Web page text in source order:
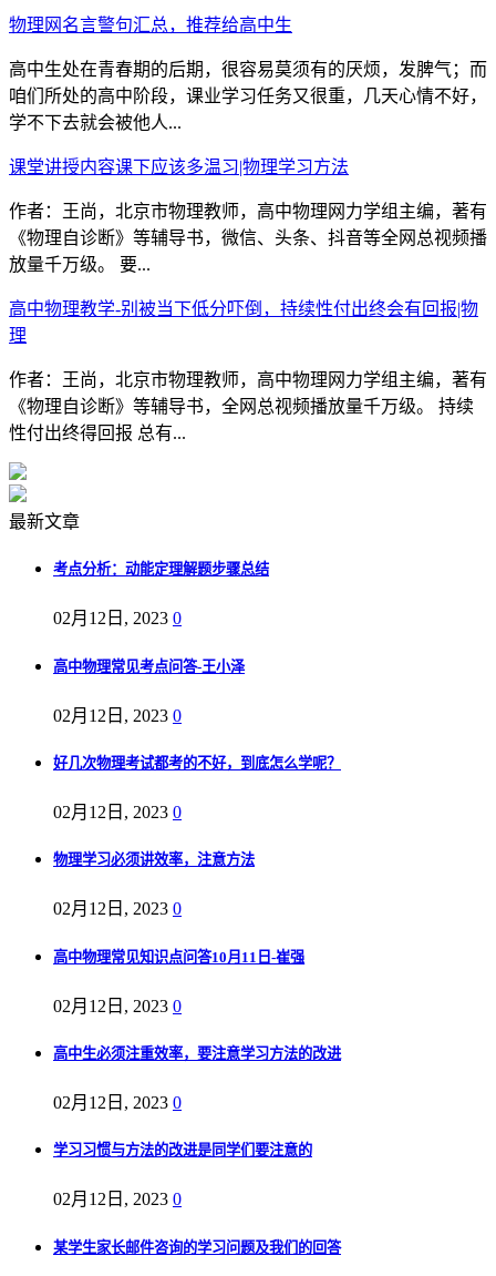
物理网名言警句汇总，推荐给高中生
高中生处在青春期的后期，很容易莫须有的厌烦，发脾气；而
咱们所处的高中阶段，课业学习任务又很重，几天心情不好，
学不下去就会被他人...
课堂讲授内容课下应该多温习|物理学习方法
作者：王尚，北京市物理教师，高中物理网力学组主编，著有
《物理自诊断》等辅导书，微信、头条、抖音等全网总视频播
放量千万级。 要...
高中物理教学-别被当下低分吓倒，持续性付出终会有回报|物
理
作者：王尚，北京市物理教师，高中物理网力学组主编，著有
《物理自诊断》等辅导书，全网总视频播放量千万级。 持续
性付出终得回报 总有...
最新文章
考点分析：动能定理解题步骤总结
02月12日, 2023 0
高中物理常见考点问答-王小泽
02月12日, 2023 0
好几次物理考试都考的不好，到底怎么学呢？
02月12日, 2023 0
物理学习必须讲效率，注意方法
02月12日, 2023 0
高中物理常见知识点问答10月11日-崔强
02月12日, 2023 0
高中生必须注重效率，要注意学习方法的改进
02月12日, 2023 0
学习习惯与方法的改进是同学们要注意的
02月12日, 2023 0
某学生家长邮件咨询的学习问题及我们的回答